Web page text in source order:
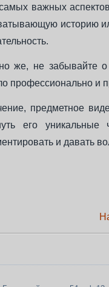
важных
историю
же, не забывайте о
профессионально и
предметное
его
и давать